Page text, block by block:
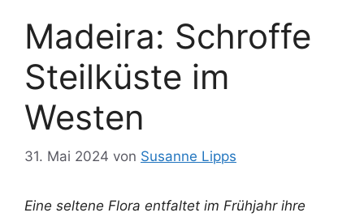
Madeira: Schroffe
Steilküste im
Westen
31. Mai 2024 von Susanne Lipps
Eine seltene Flora entfaltet im Frühjahr ihre